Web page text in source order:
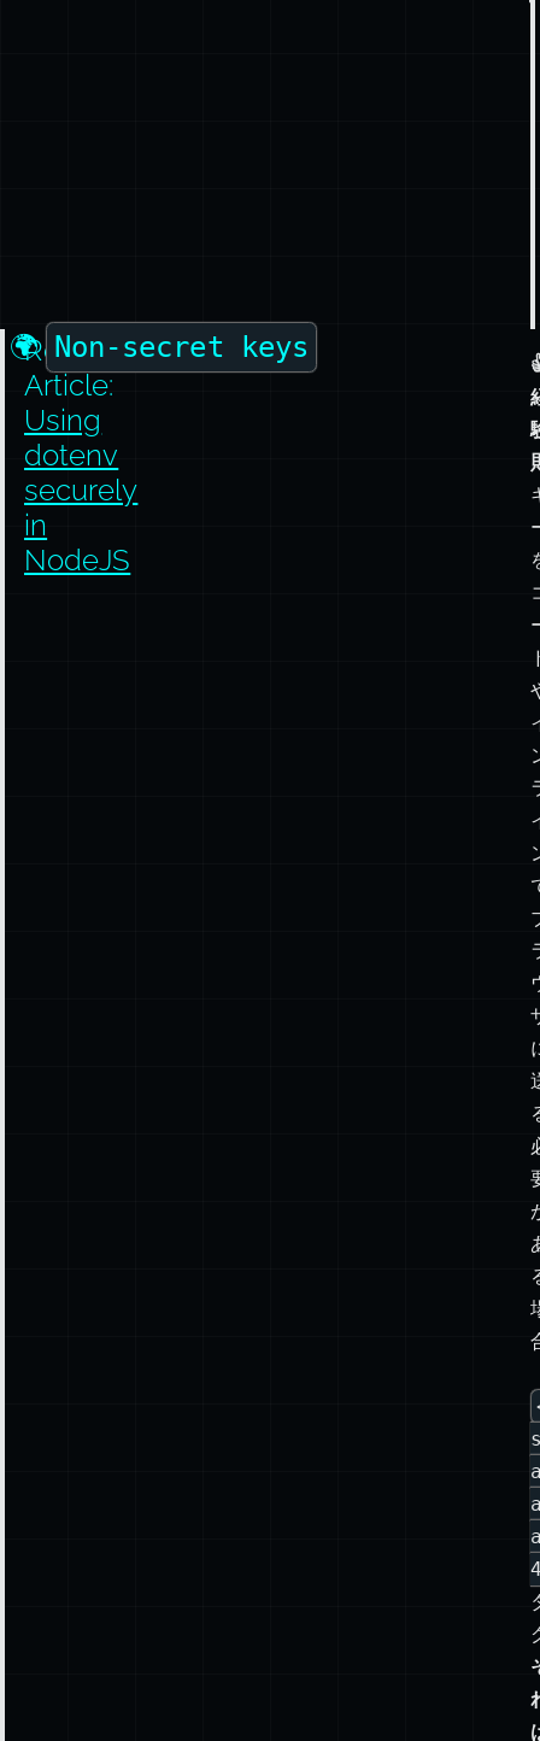
Related
Article:
Using
🌍 Non-secret keys